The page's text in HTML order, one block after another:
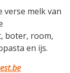
verse melk van
boter, room,
en ijs.